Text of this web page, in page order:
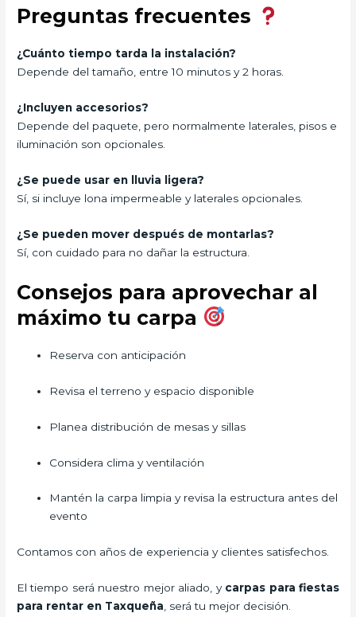
Preguntas frecuentes
¿Cuánto tiempo tarda la instalación?
Depende del tamaño, entre 10 minutos y 2 horas.
¿Incluyen accesorios?
Depende del paquete, pero normalmente laterales, pisos e
iluminación son opcionales.
¿Se puede usar en lluvia ligera?
Sí, si incluye lona impermeable y laterales opcionales.
¿Se pueden mover después de montarlas?
Sí, con cuidado para no dañar la estructura.
Consejos para aprovechar al
máximo tu carpa
Reserva con anticipación
Revisa el terreno y espacio disponible
Planea distribución de mesas y sillas
Considera clima y ventilación
Mantén la carpa limpia y revisa la estructura antes del
evento
Contamos con años de experiencia y clientes satisfechos.
El tiempo será nuestro mejor aliado, y carpas para fiestas
para rentar en Taxqueña, será tu mejor decisión.